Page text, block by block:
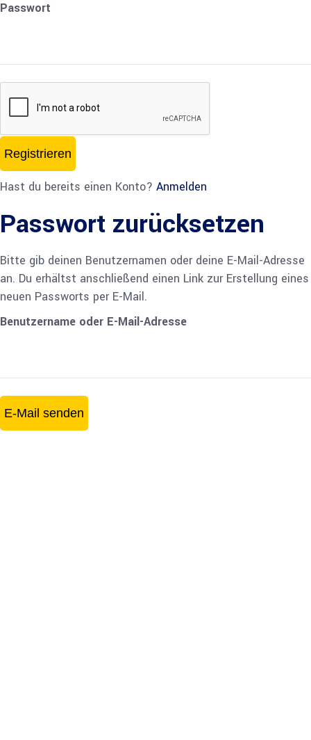
Passwort
Registrieren
Hast du bereits einen Konto? Anmelden
Passwort zurücksetzen
Bitte gib deinen Benutzernamen oder deine E-Mail-Adresse
an. Du erhältst anschließend einen Link zur Erstellung eines
neuen Passworts per E-Mail.
Benutzername oder E-Mail-Adresse
E-Mail senden